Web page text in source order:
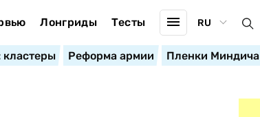
Лонгриды Тесты RU
кластеры Реформа армии Пленки Миндича